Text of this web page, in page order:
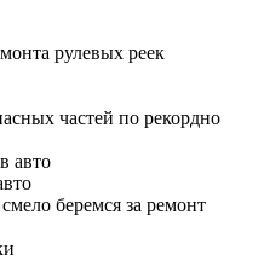
рулевых реек
частей по рекордно
беремся за ремонт